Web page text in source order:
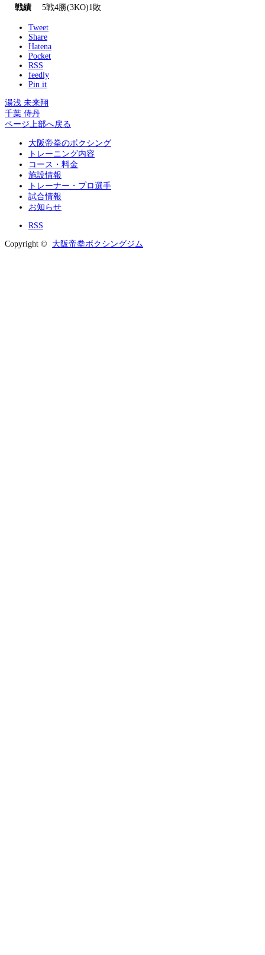
戦績
5戦4勝(3KO)1敗
Tweet
Share
Hatena
Pocket
RSS
feedly
Pin it
湯浅 未来翔
千葉 侍丹
ページ上部へ戻る
大阪帝拳のボクシング
トレーニング内容
コース・料金
施設情報
トレーナー・プロ選手
試合情報
お知らせ
RSS
Copyright © 大阪帝拳ボクシングジム